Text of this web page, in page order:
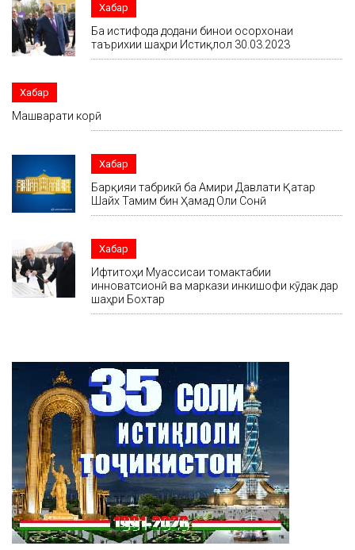
Хабар
Ба истифода додани бинои осорхонаи
таърихии шаҳри Истиқлол 30.03.2023
Хабар
Машварати корӣ
Хабар
Барқияи табрикӣ ба Амири Давлати Қатар
Шайх Тамим бин Ҳамад Оли Сонӣ
Хабар
Ифтитоҳи Муассисаи томактабии
инноватсионӣ ва маркази инкишофи кӯдак дар
шаҳри Бохтар